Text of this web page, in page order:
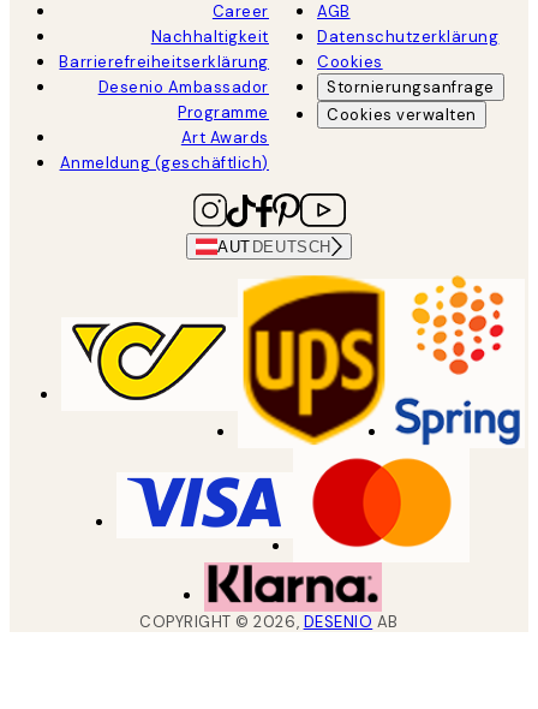
Career
Nachhaltigkeit
Barrierefreiheitserklärung
Desenio Ambassador
Programme
Art Awards
Anmeldung (geschäftlich)
AGB
Datenschutzerklärung
Cookies
Stornierungsanfrage
Cookies verwalten
AUT DEUTSCH
COPYRIGHT ©2026, DESENIO AB